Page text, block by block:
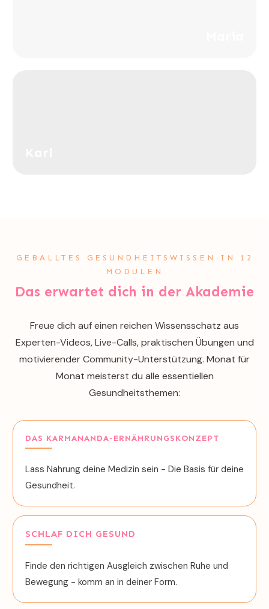
GEBALLTES GESUNDHEITSWISSEN IN 12
MODULEN
Das erwartet dich in der Akademie
Freue dich auf einen reichen Wissensschatz aus
Experten-Videos, Live-Calls, praktischen Übungen und
motivierender Community-Unterstützung. Monat für
Monat meisterst du alle essentiellen
Gesundheitsthemen:
DAS KARMANANDA-ERNÄHRUNGSKONZEPT
Lass Nahrung deine Medizin sein - Die Basis für deine
Gesundheit.
SCHLAF DICH GESUND
Finde den richtigen Ausgleich zwischen Ruhe und
Bewegung - komm an in deiner Form.